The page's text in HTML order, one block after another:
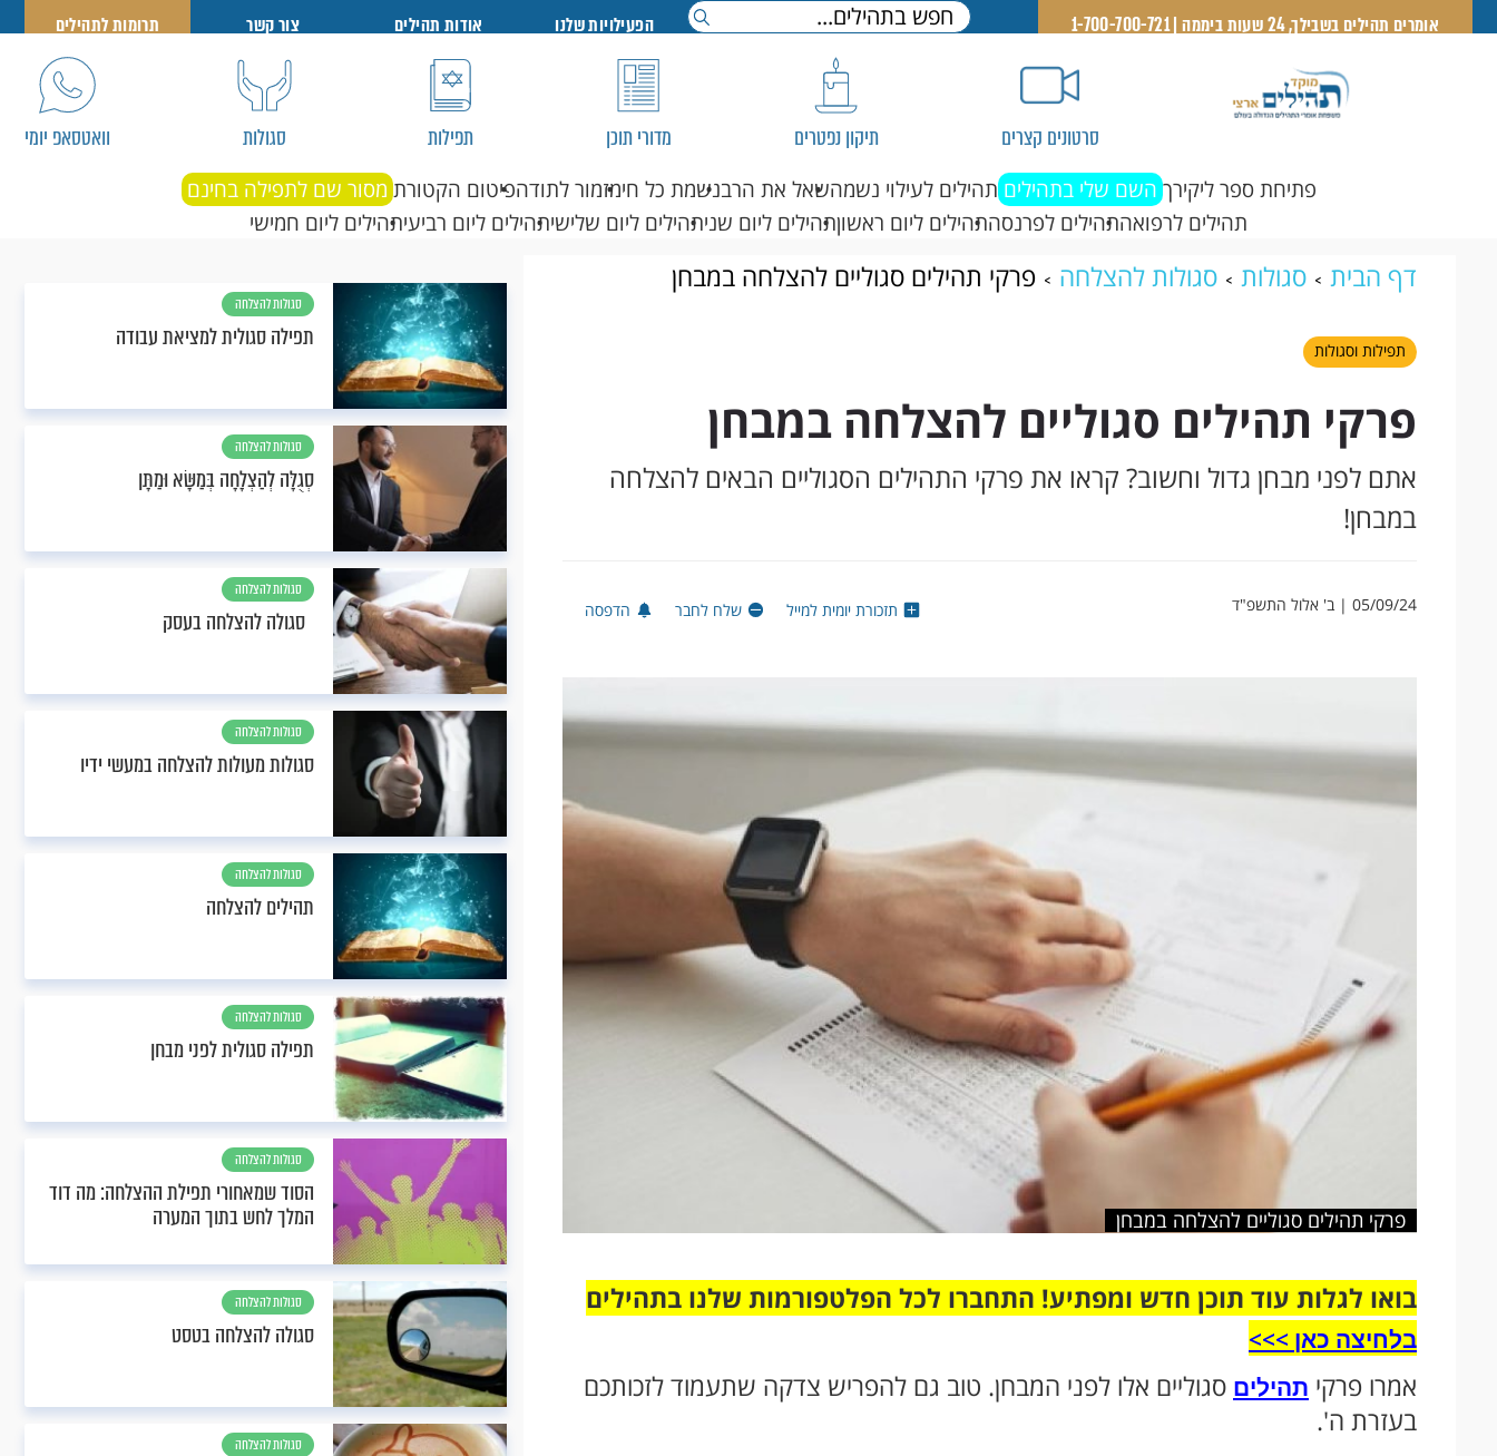
אומרים תהילים בשבילך, 24 שעות ביממה | 1-700-700-721 הפעילויות שלנו אודות תהילים צור קשר תרומות לתהילים
סרטונים קצרים תיקון נפטרים מדורי תוכן תפילות סגולות וואטסאפ יומי
פתיחת ספר ליקירך השם שלי בתהילים תהילים לעילוי נשמהשאל את הרבנשמת כל חימזמור לתודהפיטום הקטורת מסור שם לתפילה בחינם
תהילים לרפואהתהילים לפרנסהתהילים ליום ראשוןתהילים ליום שניתהילים ליום שלישיתהילים ליום רביעיתהילים ליום חמישי
דף הבית סגולות סגולות להצלחה פרקי תהילים סגוליים להצלחה במבחן
תפילות וסגולות
פרקי תהילים סגוליים להצלחה במבחן
אתם לפני מבחן גדול וחשוב? קראו את פרקי התהילים הסגוליים הבאים להצלחה
במבחן!
05/09/24 | ב' אלול התשפ"ד תזכורת יומית למייל שלח לחבר הדפסה
פרקי תהילים סגוליים להצלחה במבחן
בואו לגלות עוד תוכן חדש ומפתיע! התחברו לכל הפלטפורמות שלנו בתהילים
בלחיצה כאן >>>​
אמרו פרקי תהילים סגוליים אלו לפני המבחן. טוב גם להפריש צדקה שתעמוד לזכותכם
בעזרת ה'.
סגולות להצלחה
תפילה סגולית למציאת עבודה
סגולות להצלחה
סְגֻלָּה לְהַצְלָחָה בְּמַשָּׂא וּמַתָּן
סגולות להצלחה
סגולה להצלחה בעסק
סגולות להצלחה
סגולות מעולות להצלחה במעשי ידיו
סגולות להצלחה
תהילים להצלחה
סגולות להצלחה
תפילה סגולית לפני מבחן
סגולות להצלחה
הסוד שמאחורי תפילת ההצלחה: מה דוד
המלך לחש בתוך המערה
סגולות להצלחה
סגולה להצלחה בטסט
סגולות להצלחה